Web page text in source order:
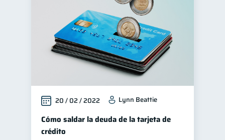
20 / 02 / 2022 Lynn Beattie
Cómo saldar la deuda de la tarjeta de
crédito